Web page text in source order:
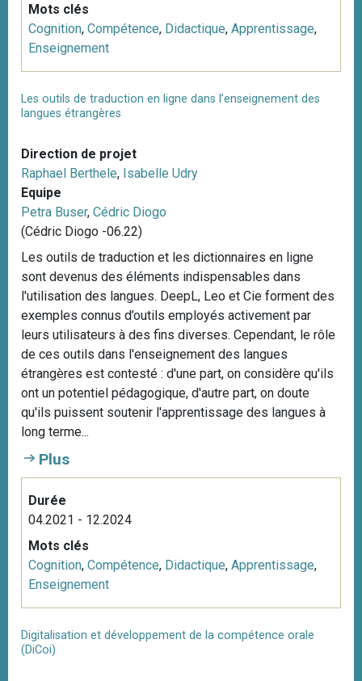
Mots clés
Cognition, Compétence, Didactique, Apprentissage,
Enseignement
Les outils de traduction en ligne dans l’enseignement des
langues étrangères
Direction de projet
Raphael Berthele, Isabelle Udry
Equipe
Petra Buser, Cédric Diogo
(Cédric Diogo -06.22)
Les outils de traduction et les dictionnaires en ligne
sont devenus des éléments indispensables dans
l'utilisation des langues. DeepL, Leo et Cie forment des
exemples connus d’outils employés activement par
leurs utilisateurs à des fins diverses. Cependant, le rôle
de ces outils dans l'enseignement des langues
étrangères est contesté : d'une part, on considère qu'ils
ont un potentiel pédagogique, d'autre part, on doute
qu'ils puissent soutenir l'apprentissage des langues à
long terme...
Plus
Durée
04.2021 - 12.2024
Mots clés
Cognition, Compétence, Didactique, Apprentissage,
Enseignement
Digitalisation et développement de la compétence orale
(DiCoi)